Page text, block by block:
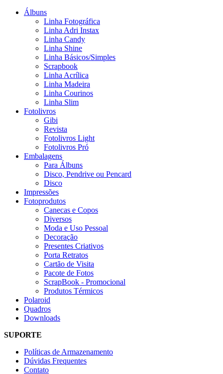
Álbuns
Linha Fotográfica
Linha Adri Instax
Linha Candy
Linha Shine
Linha Básicos/Simples
Scrapbook
Linha Acrílica
Linha Madeira
Linha Courinos
Linha Slim
Fotolivros
Gibi
Revista
Fotolivros Light
Fotolivros Pró
Embalagens
Para Álbuns
Disco, Pendrive ou Pencard
Disco
Impressões
Fotoprodutos
Canecas e Copos
Diversos
Moda e Uso Pessoal
Decoração
Presentes Criativos
Porta Retratos
Cartão de Visita
Pacote de Fotos
ScrapBook - Promocional
Produtos Térmicos
Polaroid
Quadros
Downloads
SUPORTE
Políticas de Armazenamento
Dúvidas Frequentes
Contato